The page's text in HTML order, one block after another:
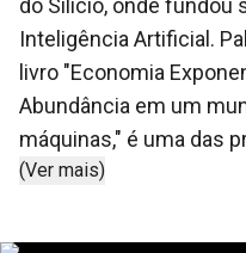
do Silício, onde fundou
Inteligência Artificial.
livro "Economia
Abundância em um
máquinas," é uma das
tema no Brasil. Além
alumni da Harvard
(Ver mais)